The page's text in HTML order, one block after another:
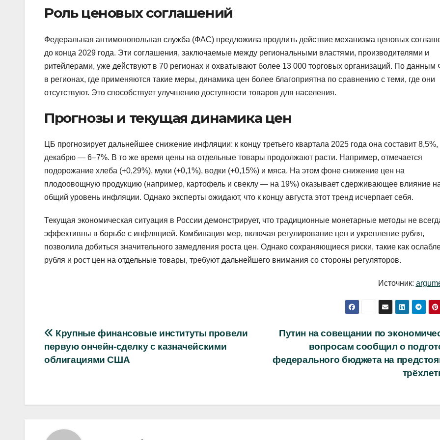
Роль ценовых соглашений
Федеральная антимонопольная служба (ФАС) предложила продлить действие механизма ценовых
до конца 2029 года. Эти соглашения, заключаемые между региональными властями, производителями и
ритейлерами, уже действуют в 70 регионах и охватывают более 13 000 торговых организаций. По
в регионах, где применяются такие меры, динамика цен более благоприятна по сравнению с теми, где они
отсутствуют. Это способствует улучшению доступности товаров для населения.
Прогнозы и текущая динамика цен
ЦБ прогнозирует дальнейшее снижение инфляции: к концу третьего квартала 2025 года она составит 8,5%,
декабрю — 6–7%. В то же время цены на отдельные товары продолжают расти. Например, отмечается
подорожание хлеба (+0,29%), муки (+0,1%), водки (+0,15%) и мяса. На этом фоне снижение цен на
плодоовощную продукцию (например, картофель и свеклу — на 19%) оказывает сдерживающее влияние
общий уровень инфляции. Однако эксперты ожидают, что к концу августа этот тренд исчерпает себя.
Текущая экономическая ситуация в России демонстрирует, что традиционные монетарные методы не
эффективны в борьбе с инфляцией. Комбинация мер, включая регулирование цен и укрепление рубля,
позволила добиться значительного замедления роста цен. Однако сохраняющиеся риски, такие как
рубля и рост цен на отдельные товары, требуют дальнейшего внимания со стороны регуляторов.
Источник:
Навигация
по
Путин на совещании по
вопросам сообщил о
федерального бюджета на
Крупные финансовые институты провели
первую ончейн-сделку с казначейскими
облигациями США